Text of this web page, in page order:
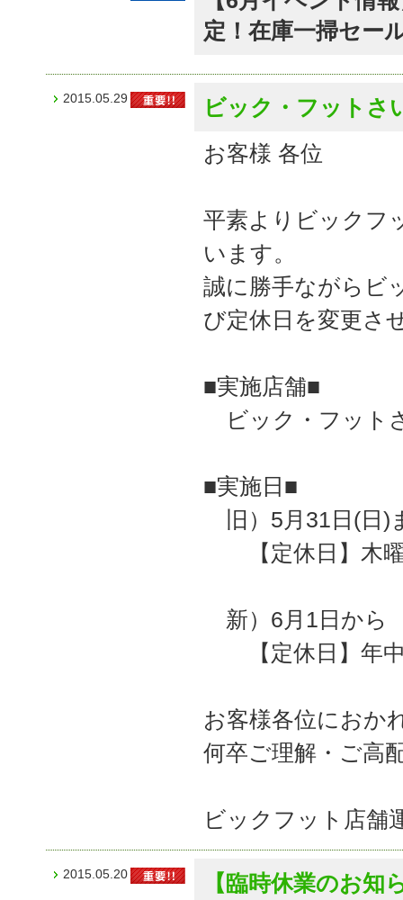
定！在庫一掃セー
2015.05.29
ビック・フットさ
お客様 各位
平素よりビックフ
います。
誠に勝手ながらビ
び定休日を変更さ
■実施店舗■
ビック・フット
■実施日■
旧）5月31日(
【定休日】木
新）6月1日か
【定休日】年
お客様各位におか
何卒ご理解・ご高
ビックフット店舗
2015.05.20
【臨時休業のお